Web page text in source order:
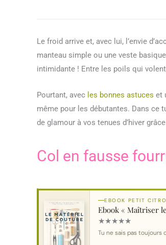
Le froid arrive et, avec lui, l’envie
manteau simple ou une veste
intimidante ! Entre les poils qui
Pourtant, avec les bonnes astuces et
même pour les débutantes. Dans ce
de glamour à vos tenues d’hiver
Col en fausse
EBOOK PETIT
Ebook « Maîtriser
★★★★★
Tu ne sais pas